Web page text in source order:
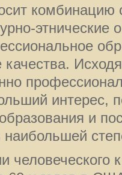
комбинацию
этнические
интерес,
и